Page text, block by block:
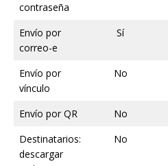
contraseña
Envío por
correo-e
Sí
Envío por
vínculo
No
Envío por QR No
Destinatarios:
descargar
No